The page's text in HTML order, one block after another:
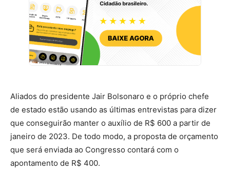
Aliados do presidente Jair Bolsonaro e o próprio chefe
de estado estão usando as últimas entrevistas para dizer
que conseguirão manter o auxílio de R$ 600 a partir de
janeiro de 2023. De todo modo, a proposta de orçamento
que será enviada ao Congresso contará com o
apontamento de R$ 400.